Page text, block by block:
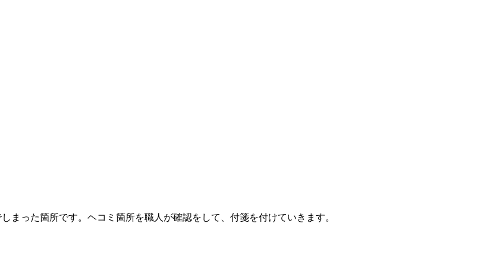
った箇所です。ヘコミ箇所を職人が確認をして、付箋を付けていきます。